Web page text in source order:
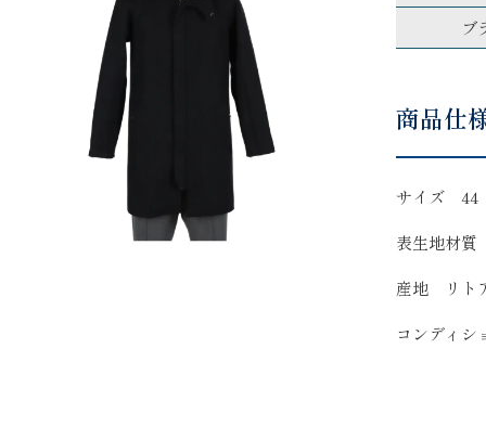
ブ
商品仕
サイズ 44
表生地材
産地 リト
コンディ